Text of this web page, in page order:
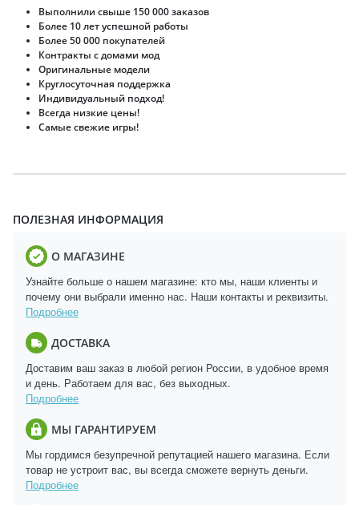
Выполнили свыше 150 000 заказов
Более 10 лет успешной работы
Более 50 000 покупателей
Контракты с домами мод
Оригинальные модели
Круглосуточная поддержка
Индивидуальный подход!
Всегда низкие цены!
Самые свежие игры!
ПОЛЕЗНАЯ ИНФОРМАЦИЯ
О МАГАЗИНЕ
Узнайте больше о нашем магазине: кто мы, наши клиенты и
почему они выбрали именно нас. Наши контакты и реквизиты.
Подробнее
ДОСТАВКА
Доставим ваш заказ в любой регион России, в удобное время
и день. Работаем для вас, без выходных.
Подробнее
МЫ ГАРАНТИРУЕМ
Мы гордимся безупречной репутацией нашего магазина. Если
товар не устроит вас, вы всегда сможете вернуть деньги.
Подробнее